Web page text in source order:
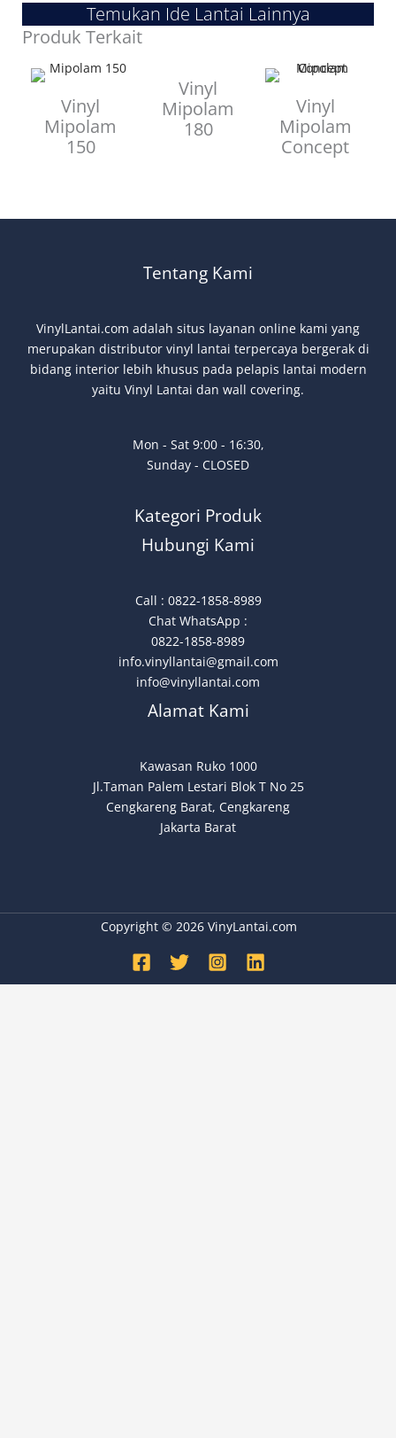
Temukan Ide Lantai Lainnya
Produk Terkait
Vinyl
Mipolam
150
Vinyl
Mipolam
180
Vinyl
Mipolam
Concept
Tentang Kami
VinylLantai.com adalah situs layanan online kami yang
merupakan distributor vinyl lantai terpercaya bergerak di
bidang interior lebih khusus pada pelapis lantai modern
yaitu Vinyl Lantai dan wall covering.
Mon - Sat 9:00 - 16:30,
Sunday - CLOSED
Kategori Produk
Hubungi Kami
Call : 0822-1858-8989
Chat WhatsApp :
0822-1858-8989
info.vinyllantai@gmail.com
info@vinyllantai.com
Alamat Kami
Kawasan Ruko 1000
Jl.Taman Palem Lestari Blok T No 25
Cengkareng Barat, Cengkareng
Jakarta Barat
Copyright © 2026 VinyLantai.com